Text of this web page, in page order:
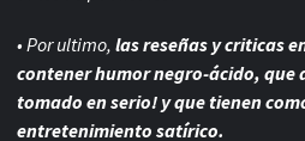
• Por ultimo, las reseñas y criticas
contener humor negro-ácido, que
tomado en serio! y que tienen
entretenimiento satírico.